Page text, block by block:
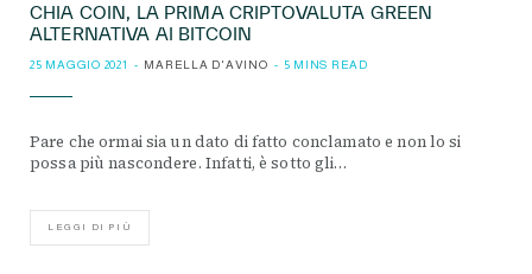
CHIA COIN, LA PRIMA CRIPTOVALUTA GREEN
ALTERNATIVA AI BITCOIN
25 MAGGIO 2021 MARELLA D'AVINO 5 MINS READ
Pare che ormai sia un dato di fatto conclamato e non lo si
possa più nascondere. Infatti, è sotto gli…
LEGGI DI PIÙ